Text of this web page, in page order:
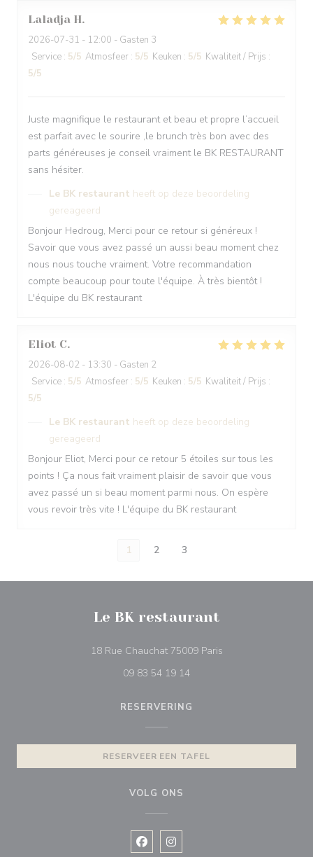
Laladja H
2026-07-31 - 12:00 - Gasten 3
Service : 5/5 Atmosfeer : 5/5 Keuken : 5/5 Kwaliteit / Prijs :
5/5
Juste magnifique le restaurant et beau et propre l’accueil
est parfait avec le sourire ,le brunch très bon avec des
parts généreuses je conseil vraiment le BK RESTAURANT
sans hésiter.
Le BK restaurant heeft op deze beoordeling
gereageerd
Bonjour Hedroug, Merci pour ce retour si généreux !
Savoir que vous avez passé un aussi beau moment chez
nous nous touche vraiment. Votre recommandation
compte beaucoup pour toute l'équipe. À très bientôt !
L'équipe du BK restaurant
Eliot C
2026-08-02 - 13:30 - Gasten 2
Service : 5/5 Atmosfeer : 5/5 Keuken : 5/5 Kwaliteit / Prijs :
5/5
Le BK restaurant heeft op deze beoordeling
gereageerd
Bonjour Eliot, Merci pour ce retour 5 étoiles sur tous les
points ! Ça nous fait vraiment plaisir de savoir que vous
avez passé un si beau moment parmi nous. On espère
vous revoir très vite ! L'équipe du BK restaurant
1 2 3
Le BK restaurant
18 Rue Chauchat 75009 Paris((opent in een
09 83 54 19 14
RESERVERING
RESERVEER EEN TAFEL
VOLG ONS
Facebook ((opent in een nieuw
Instagram ((opent in een